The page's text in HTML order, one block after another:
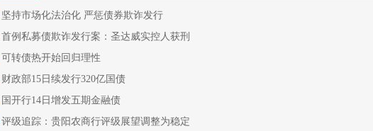
坚持市场化法治化 严惩债券欺诈发行
首例私募债欺诈发行案：圣达威实控人获刑
可转债热开始回归理性
财政部15日续发行320亿国债
国开行14日增发五期金融债
评级追踪：贵阳农商行评级展望调整为稳定